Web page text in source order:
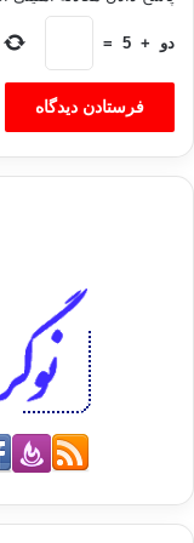
چند روز بعد به آن
كرده بودید یا اگر
ناراحت‌كننده‌ای
– حسادت آرامش‌تان را
زمانی اتفاق
استحقاقش را دارید
كه موقعیت برتری
است كه آنها در
آن‌كه دلیل منطقی
ناخودآگاه به روح و
مثل بقیه مشكلات
جامعه‌ای به جامعه
مزایای ارزشمند در
اعضای آن جامعه هم
دو +
5
=